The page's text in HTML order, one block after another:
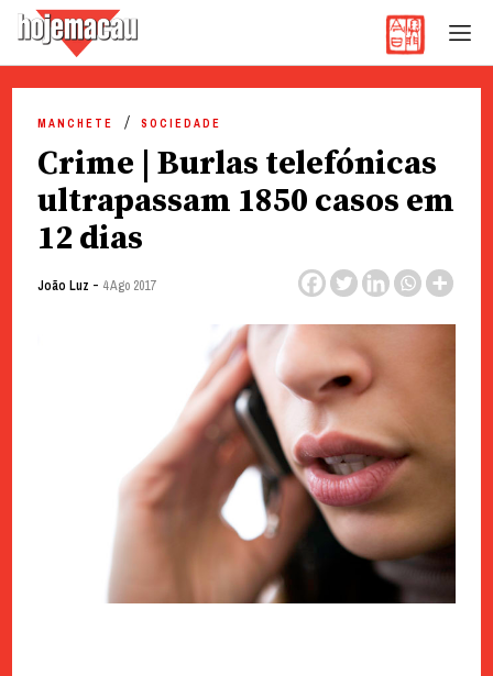
content
MANCHETE SOCIEDADE
Crime | Burlas telefónicas
ultrapassam 1850 casos em
12 dias
João Luz - 4 Ago 2017